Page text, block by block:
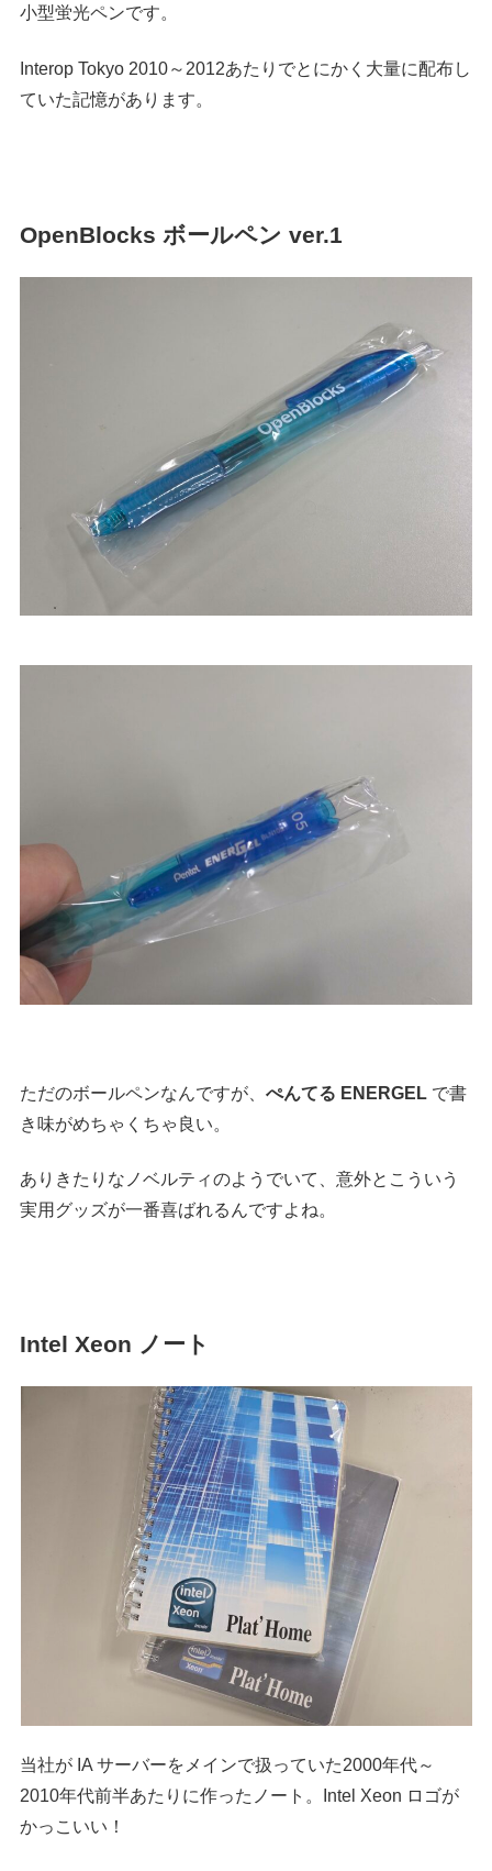
小型蛍光ペンです。
Interop Tokyo 2010～2012あたりでとにかく大量に配布し
ていた記憶があります。
OpenBlocks ボールペン ver.1
ただのボールペンなんですが、ぺんてる ENERGEL で書
き味がめちゃくちゃ良い。
ありきたりなノベルティのようでいて、意外とこういう
実用グッズが一番喜ばれるんですよね。
Intel Xeon ノート
当社が IA サーバーをメインで扱っていた2000年代～
2010年代前半あたりに作ったノート。Intel Xeon ロゴが
かっこいい！